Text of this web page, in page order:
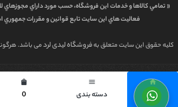
« تمامي كالاها و خدمات اين فروشگاه، حسب مورد داراي مجوزهاي
فعاليت هاي اين سايت تابع قوانين و مقررات جمهوري
کلیه حقوق این سایت متعلق بهفروشگاه لیدی لردمی باشد.
طراحی شده توسط | پاورگرافhome
خانه
menu
دسته بندی
shopping_bag
0